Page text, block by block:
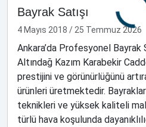
Bayrak Satışı
4 Mayıs 2018 / 25 Temmuz 2026
Ankara’da Profesyonel Bayrak
Altındağ Kazım Karabekir
prestijini ve görünürlüğünü
ürünleri üretmektedir.
teknikleri ve yüksek kaliteli
türlü hava koşulunda